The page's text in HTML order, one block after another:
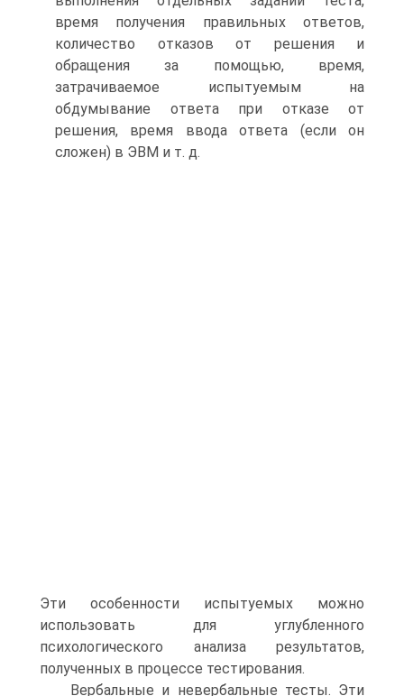
время получения правильных ответов,
количество отказов от решения и
обращения за помощью, время,
затрачиваемое испытуемым на
обдумывание ответа при отказе от
решения, время ввода ответа (если он
сложен) в ЭВМ и т. д.
Эти особенности испытуемых можно
использовать для углубленного
психологического анализа результатов,
полученных в процессе тестирования.
Вербальные и невербальные тесты. Эти